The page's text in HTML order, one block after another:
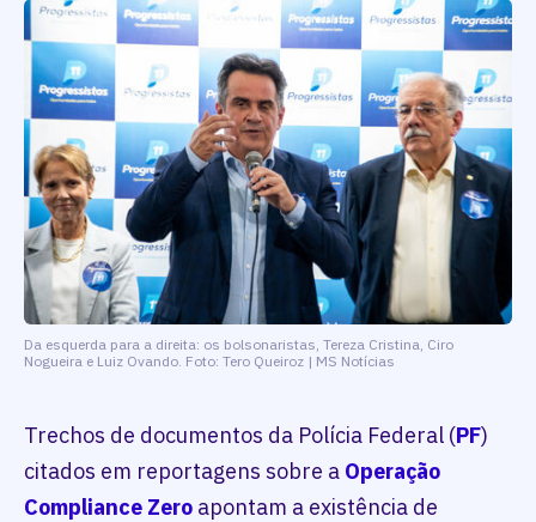
Da esquerda para a direita: os bolsonaristas, Tereza Cristina, Ciro
Nogueira e Luiz Ovando. Foto: Tero Queiroz | MS Notícias
Trechos de documentos da Polícia Federal (PF)
citados em reportagens sobre a Operação
Compliance Zero apontam a existência de